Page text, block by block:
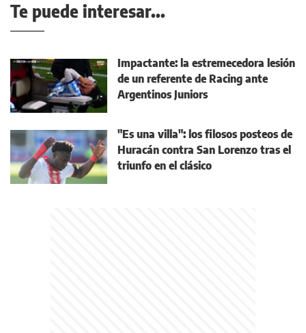
Te puede interesar...
Impactante: la estremecedora lesión
de un referente de Racing ante
Argentinos Juniors
"Es una villa": los filosos posteos de
Huracán contra San Lorenzo tras el
triunfo en el clásico